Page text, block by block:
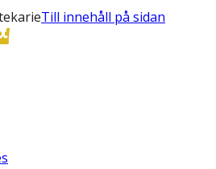
Till innehåll på sidan